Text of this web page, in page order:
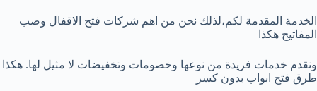
الخدمة المقدمة لكم،لذلك نحن من اهم شركات فتح الاقفال وصب
المفاتيح هكذا
ونقدم خدمات فريدة من نوعها وخصومات وتخفيضات لا مثيل لها. هكذا
طرق فتح ابواب بدون كسر